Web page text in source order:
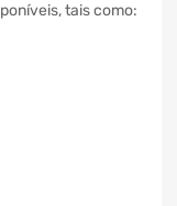
tais como: